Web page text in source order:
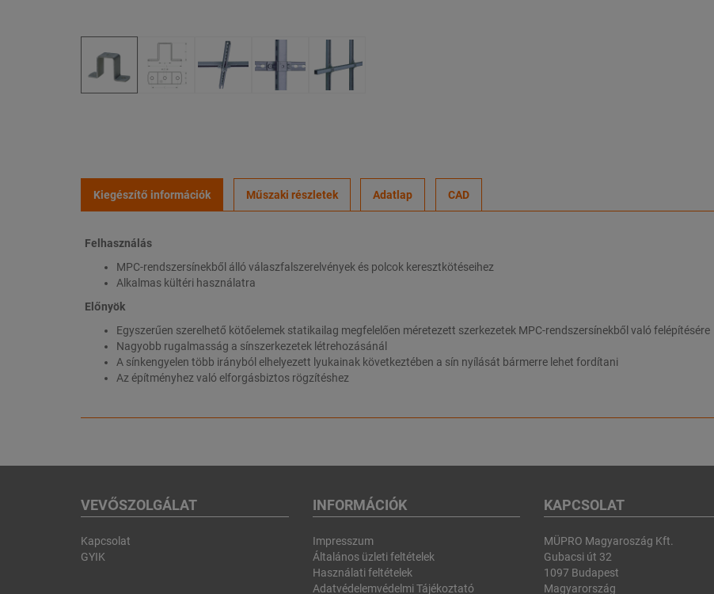
Kiegészítő információk Műszaki részletek Adatlap CAD
Felhasználás
MPC-rendszersínekből álló válaszfalszerelvények és polcok keresztkötéseihez
Alkalmas kültéri használatra
Előnyök
Egyszerűen szerelhető kötőelemek statikailag megfelelően méretezett szerkezetek MPC-rendszersínekből való felépítésére
Nagyobb rugalmasság a sínszerkezetek létrehozásánál
A sínkengyelen több irányból elhelyezett lyukainak következtében a sín nyílását bármerre lehet fordítani
Az építményhez való elforgásbiztos rögzítéshez
VEVŐSZOLGÁLAT
Kapcsolat
GYIK
INFORMÁCIÓK
Impresszum
Általános üzleti feltételek
Használati feltételek
Adatvédelemvédelmi Tájékoztató
KAPCSOLAT
MÜPRO Magyaroszág Kft.
Gubacsi út 32
1097 Budapest
Magyarország